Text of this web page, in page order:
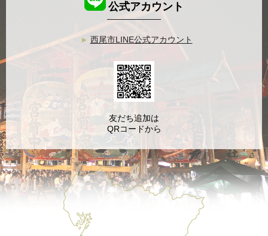
公式アカウント
西尾市LINE公式アカウント
友だち追加は
QRコードから